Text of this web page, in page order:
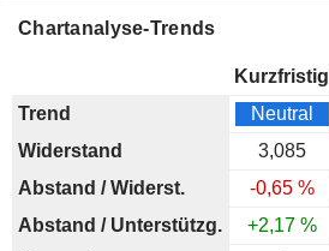
Chartanalyse-Trends
Kurzfristig
Trend
Neutral
Widerstand
3,085
Abstand / Widerst.
-0,65 %
Abstand / Unterstützg.
+2,17 %